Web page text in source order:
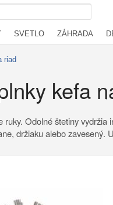
SVETLO ZÁHRADA
riad
kefa
Odolné štetiny
držiaku alebo zavesený.